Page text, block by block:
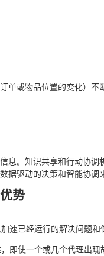
单或物品位置的变化）不
息。知识共享和行动协
据驱动的决策和智能协调
势
速已经运行的解决问题和
即使一个或几个代理出